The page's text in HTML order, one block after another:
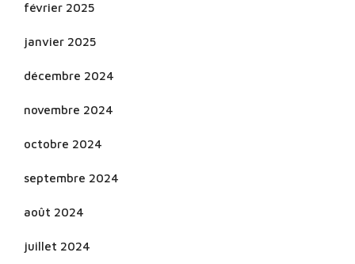
février 2025
janvier 2025
décembre 2024
novembre 2024
octobre 2024
septembre 2024
août 2024
juillet 2024